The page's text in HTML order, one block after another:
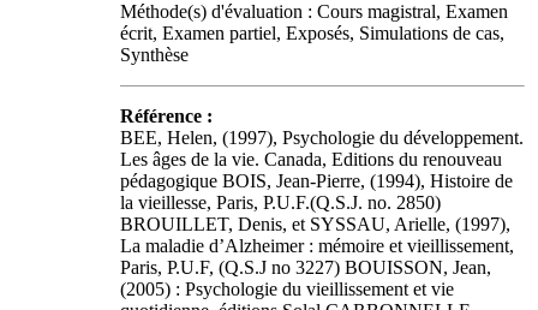
Méthode(s) d'évaluation : Cours magistral, Examen
écrit, Examen partiel, Exposés, Simulations de cas,
Synthèse
Référence :
BEE, Helen, (1997), Psychologie du développement.
Les âges de la vie. Canada, Editions du renouveau
pédagogique BOIS, Jean-Pierre, (1994), Histoire de
la vieillesse, Paris, P.U.F.(Q.S.J. no. 2850)
BROUILLET, Denis, et SYSSAU, Arielle, (1997),
La maladie d’Alzheimer : mémoire et vieillissement,
Paris, P.U.F, (Q.S.J no 3227) BOUISSON, Jean,
(2005) : Psychologie du vieillissement et vie